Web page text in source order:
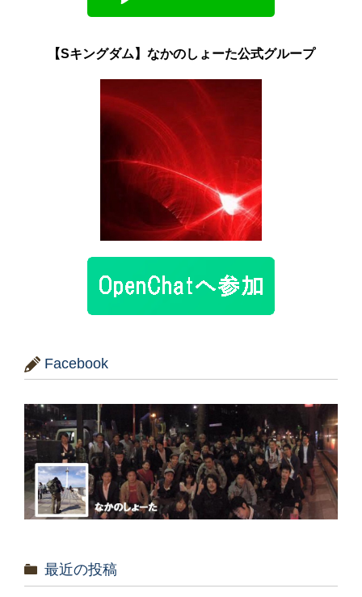
【Sキングダム】なかのしょーた公式グループ
Facebook
最近の投稿